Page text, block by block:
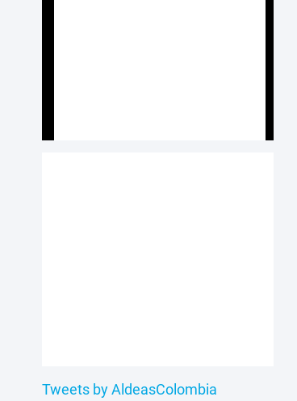
Tweets by AldeasColombia